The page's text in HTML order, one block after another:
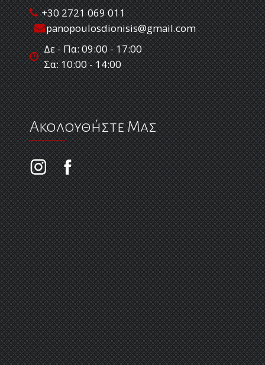
+30 2721 069 011
panopoulosdionisis@gmail.com
Δε - Πα: 09:00 - 17:00
Σα: 10:00 - 14:00
Ακολουθήστε Μας